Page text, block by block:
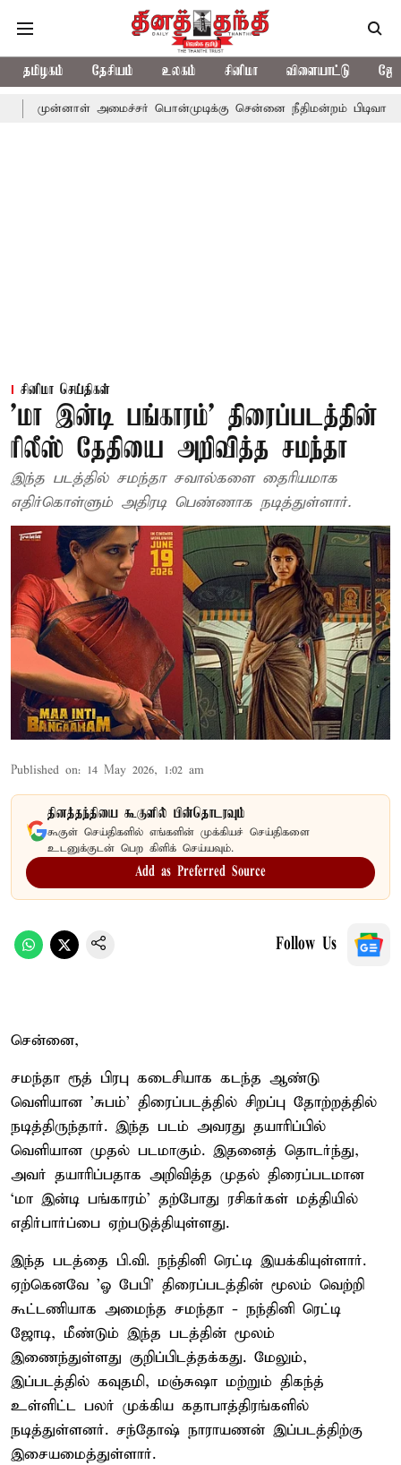
தமிழகம் தேசியம் உலகம் சினிமா விளையாட்டு
அமைச்சர் பொன்முடிக்கு சென்னை நீதிமன்றம் பிடிவாராண்ட்
சினிமா செய்திகள்
'மா இன்டி பங்காரம்' திரைப்படத்தின்
ரிலீஸ் தேதியை அறிவித்த சமந்தா
இந்த படத்தில் சமந்தா சவால்களை தைரியமாக
எதிர்கொள்ளும் அதிரடி பெண்ணாக நடித்துள்ளார்.
Published on: 14 May 2026, 1:02 am
தினத்தந்தியை கூகுளில் பின்தொடரவும்
கூகுள் செய்திகளில் எங்களின் முக்கியச் செய்திகளை
உடனுக்குடன் பெற கிளிக் செய்யவும்.
Add as Preferred Source
Follow Us
சென்னை,
சமந்தா ரூத் பிரபு கடைசியாக கடந்த ஆண்டு
வெளியான 'சுபம்' திரைப்படத்தில் சிறப்பு தோற்றத்தில்
நடித்திருந்தார். இந்த படம் அவரது தயாரிப்பில்
வெளியான முதல் படமாகும். இதனைத் தொடர்ந்து,
அவர் தயாரிப்பதாக அறிவித்த முதல் திரைப்படமான
‘மா இன்டி பங்காரம்’ தற்போது ரசிகர்கள் மத்தியில்
எதிர்பார்ப்பை ஏற்படுத்தியுள்ளது.
இந்த படத்தை பி.வி. நந்தினி ரெட்டி இயக்கியுள்ளார்.
ஏற்கெனவே 'ஓ பேபி' திரைப்படத்தின் மூலம் வெற்றி
கூட்டணியாக அமைந்த சமந்தா - நந்தினி ரெட்டி
ஜோடி, மீண்டும் இந்த படத்தின் மூலம்
இணைந்துள்ளது குறிப்பிடத்தக்கது. மேலும்,
இப்படத்தில் கவுதமி, மஞ்சுஷா மற்றும் திகந்த்
உள்ளிட்ட பலர் முக்கிய கதாபாத்திரங்களில்
நடித்துள்ளனர். சந்தோஷ் நாராயணன் இப்படத்திற்கு
இசையமைத்துள்ளார்.